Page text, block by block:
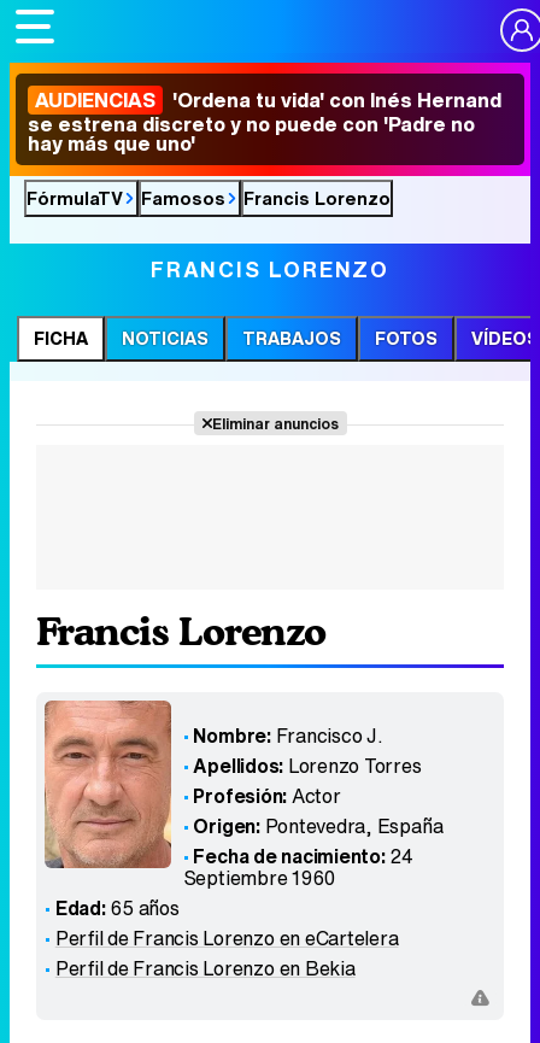
AUDIENCIAS 'Ordena tu vida' con Inés Hernand
se estrena discreto y no puede con 'Padre no
hay más que uno'
FórmulaTV Famosos Francis Lorenzo
FRANCIS LORENZO
FICHA NOTICIAS TRABAJOS FOTOS VÍDEOS
Eliminar anuncios
Francis Lorenzo
Nombre: Francisco J.
Apellidos: Lorenzo Torres
Profesión:Actor
Origen: Pontevedra, España
Fecha de nacimiento:24
Septiembre 1960
Edad:65 años
Perfil de Francis Lorenzo en eCartelera
Perfil de Francis Lorenzo en Bekia